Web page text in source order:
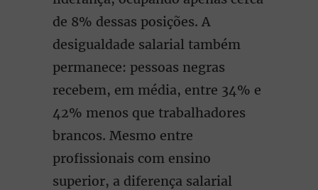
de 8% dessas posições. A
desigualdade salarial também
permanece: pessoas negras
recebem, em média, entre 34% e
42% menos que trabalhadores
brancos. Mesmo entre
profissionais com ensino
superior, a diferença salarial